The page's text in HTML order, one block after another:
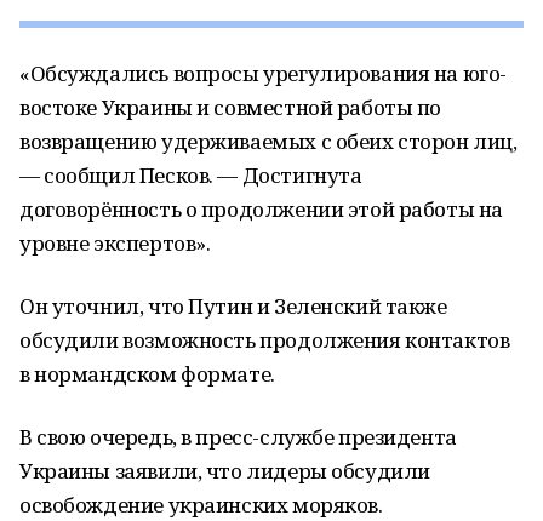
«Обсуждались вопросы урегулирования на юго-
востоке Украины и совместной работы по
возвращению удерживаемых с обеих сторон лиц,
— сообщил Песков. — Достигнута
договорённость о продолжении этой работы на
уровне экспертов».
Он уточнил, что Путин и Зеленский также
обсудили возможность продолжения контактов
в нормандском формате.
В свою очередь, в пресс-службе президента
Украины заявили, что лидеры обсудили
освобождение украинских моряков.